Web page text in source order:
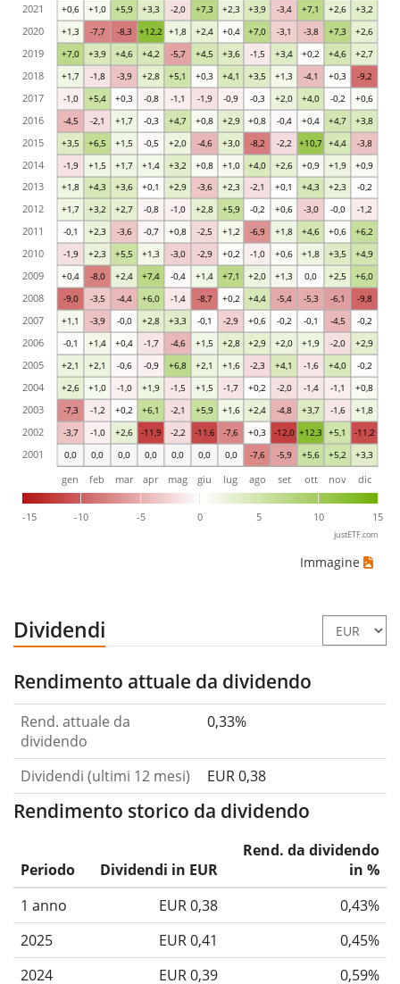
0,0 0,0 0,0 0,0 0,0 0,0 0,0 -7,6 -5,9 +5,6 +5,2 +3,3
-3,7 -1,0 +2,6 -11,9 -2,2 -11,6 -7,6 +0,3 -12,0 +12,3 +5,1 -11,2
-7,3 -1,2 +0,2 +6,1 -2,1 +5,9 +1,6 +2,4 -4,8 +3,7 -1,6 +1,8
+2,6 +1,0 -1,0 +1,9 -1,5 +1,5 -1,7 +0,2 -2,0 -1,4 -1,1 +0,8
+2,1 +2,1 -0,6 -0,9 +6,8 +2,1 +1,6 -2,3 +4,1 -1,6 +4,0 -0,2
-0,1 +1,4 +0,4 -1,7 -4,6 +1,5 +2,8 +2,9 +2,0 +1,9 -2,0 +2,9
+1,1 -3,9 -0,0 +2,8 +3,3 -0,1 -2,9 +0,6 -0,2 -0,1 -4,5 -0,2
-9,0 -3,5 -4,4 +6,0 -1,4 -8,7 +0,2 +4,4 -5,4 -5,3 -6,1 -9,8
+0,4 -8,0 +2,4 +7,4 -0,4 +1,4 +7,1 +2,0 +1,3 0,0 +2,5 +6,0
-1,9 +2,3 +5,5 +1,3 -3,0 -2,9 +0,2 -1,0 +0,6 +1,8 +3,5 +4,9
-0,1 +2,3 -3,6 -0,7 +0,8 -2,5 +1,2 -6,9 +1,8 +4,6 +0,6 +6,2
+1,7 +3,2 +2,7 -0,8 -1,0 +2,8 +5,9 -0,2 +0,6 -3,0 -0,0 -1,2
+1,8 +4,3 +3,6 +0,1 +2,9 -3,6 +2,3 -2,1 +0,1 +4,3 +2,3 -0,2
-1,9 +1,5 +1,7 +1,4 +3,2 +0,8 +1,0 +4,0 +2,6 +0,9 +1,9 +0,9
+3,5 +6,5 +1,5 -0,5 +2,0 -4,6 +3,0 -8,2 -2,2 +10,7 +4,4 -3,8
-4,5 -2,1 +1,7 -0,3 +4,7 +0,8 +2,9 +0,8 -0,4 +0,4 +4,7 +3,8
-1,0 +5,4 +0,3 -0,8 -1,1 -1,9 -0,9 -0,3 +2,0 +4,0 -0,2 +0,6
+1,7 -1,8 -3,9 +2,8 +5,1 +0,3 +4,1 +3,5 +1,3 -4,1 +0,3 -9,2
+7,0 +3,9 +4,6 +4,2 -5,7 +4,5 +3,6 -1,5 +3,4 +0,2 +4,6 +2,7
+1,3 -7,7 -8,3 +12,2 +1,8 +2,4 +0,4 +7,0 -3,1 -3,8 +7,3 +2,6
+0,6 +1,0 +5,9 +3,3 -2,0 +7,3 +2,3 +3,9 -3,4 +7,1 +2,6 +3,2
-15 -10 -5 0 5 10 15
gen feb mar apr mag giu lug ago set ott nov dic
2001
2002
2003
2004
2005
2006
2007
2008
2009
2010
2011
2012
2013
2014
2015
2016
2017
2018
2019
2020
2021
justETF.com
Immagine
Dividendi
Rendimento attuale da dividendo
Rend. attuale da
dividendo
0,33%
Dividendi (ultimi 12 mesi) EUR 0,38
Rendimento storico da dividendo
Periodo Dividendi in EUR
Rend. da dividendo
in %
1 anno
EUR 0,38
0,43%
2025
EUR 0,41
0,45%
2024
EUR 0,39 0,59%